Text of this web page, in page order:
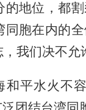
的地位，都
同胞在内的
我们决不允
和平水火不